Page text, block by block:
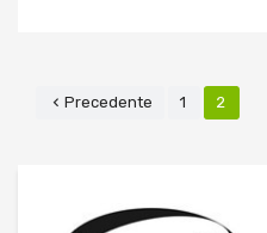
 Precedente 1 2